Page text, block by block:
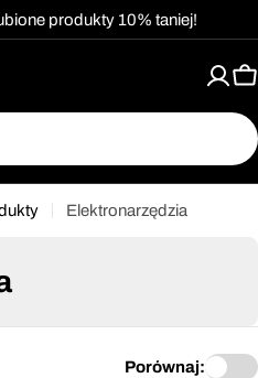
produkty 10% taniej!
Elektronarzędzia
Porównaj: